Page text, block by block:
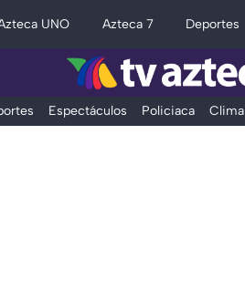
UNO Azteca 7 Deportes
Espectáculos Policiaca Clima